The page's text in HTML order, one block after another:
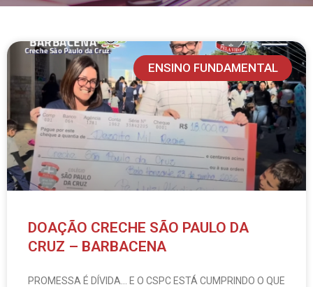
ENSINO FUNDAMENTAL
DOAÇÃO CRECHE SÃO PAULO DA
CRUZ – BARBACENA
PROMESSA É DÍVIDA… E O CSPC ESTÁ CUMPRINDO O QUE
PÁGINAPÁGINAPÁGINA PÁGINA